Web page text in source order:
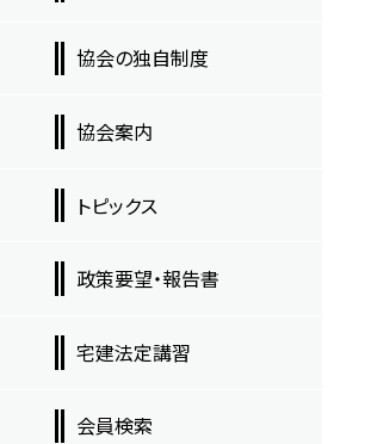
協会の独自制度
協会案内
トピックス
政策要望・報告書
宅建法定講習
会員検索